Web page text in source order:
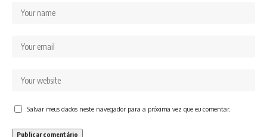
Salvar meus dados neste navegador para a próxima vez que eu comentar.